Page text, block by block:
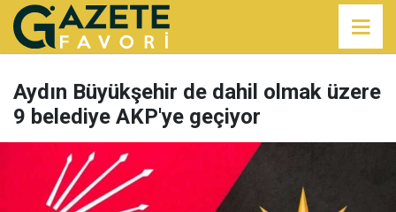
Aydın Büyükşehir de dahil olmak üzere
9 belediye AKP'ye geçiyor